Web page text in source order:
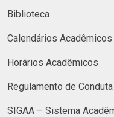
Biblioteca
Calendários Acadêmicos
Horários Acadêmicos
Regulamento de
SIGAA – Sistema